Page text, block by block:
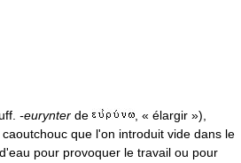
-eurynter de
, « élargir »),
que l'on introduit vide dans le
pour provoquer le travail ou pour